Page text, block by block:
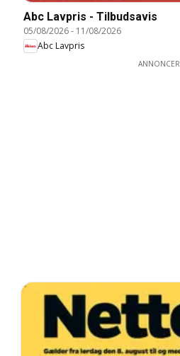
Abc Lavpris - Tilbudsavis
05/08/2026- 11/08/2026
Abc Lavpris
ANNONCER